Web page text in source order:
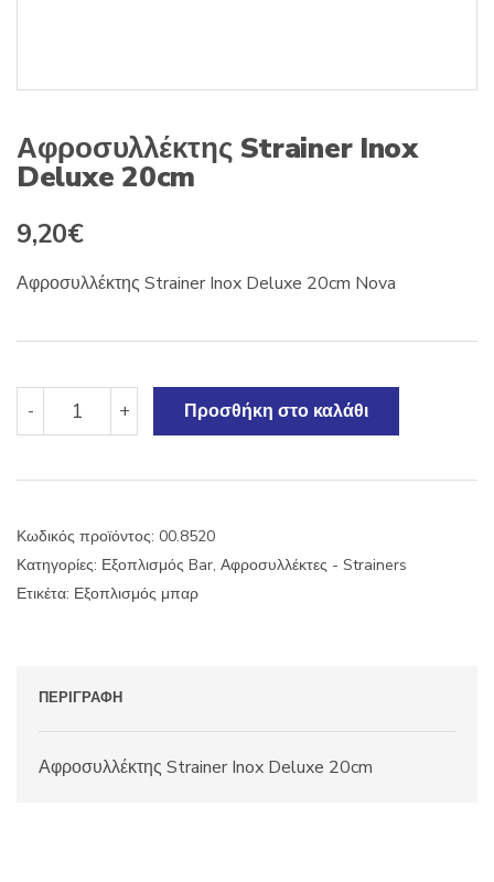
Αφροσυλλέκτης Strainer Inox
Deluxe 20cm
9,20€
Αφροσυλλέκτης Strainer Inox Deluxe 20cm Nova
-
Αφροσυλλέκτης
Strainer
+ Προσθήκη στο καλάθι
Κωδικός προϊόντος: 00.8520
Κατηγορίες: Εξοπλισμός Bar, Αφροσυλλέκτες - Strainers
Ετικέτα: Εξοπλισμός μπαρ
ΠΕΡΙΓΡΑΦΉ
Αφροσυλλέκτης Strainer Inox Deluxe 20cm